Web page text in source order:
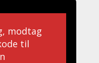
modtag
til